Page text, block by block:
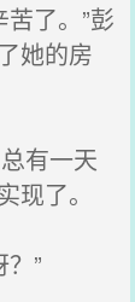
了。”彭
她的房
有一天
了。
”